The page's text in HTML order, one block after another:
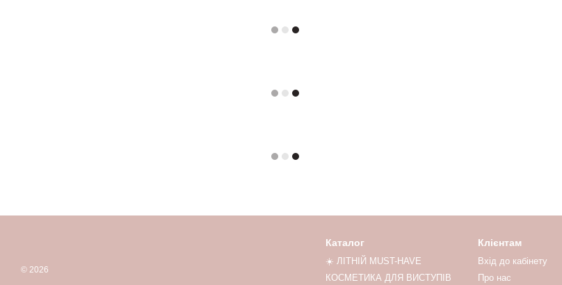
© 2026
Каталог
☀️ ЛІТНІЙ MUST-HAVE
КОСМЕТИКА ДЛЯ ВИСТУПІВ
Клієнтам
Вхід до кабінету
Про нас